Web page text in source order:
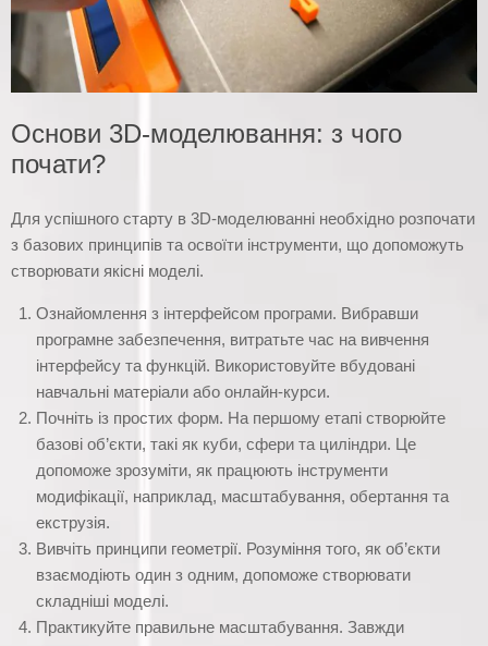
Основи 3D-моделювання: з чого
почати?
Для успішного старту в 3D-моделюванні необхідно розпочати
з базових принципів та освоїти інструменти, що допоможуть
створювати якісні моделі.
Ознайомлення з інтерфейсом програми. Вибравши
програмне забезпечення, витратьте час на вивчення
інтерфейсу та функцій. Використовуйте вбудовані
навчальні матеріали або онлайн-курси.
Почніть із простих форм. На першому етапі створюйте
базові об’єкти, такі як куби, сфери та циліндри. Це
допоможе зрозуміти, як працюють інструменти
модифікації, наприклад, масштабування, обертання та
екструзія.
Вивчіть принципи геометрії. Розуміння того, як об’єкти
взаємодіють один з одним, допоможе створювати
складніші моделі.
Практикуйте правильне масштабування. Завжди